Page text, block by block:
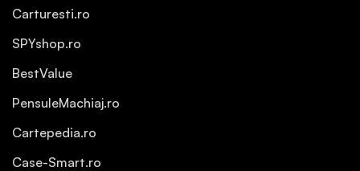
Carturesti.ro
SPYshop.ro
BestValue
PensuleMachiaj.ro
Cartepedia.ro
Case-Smart.ro